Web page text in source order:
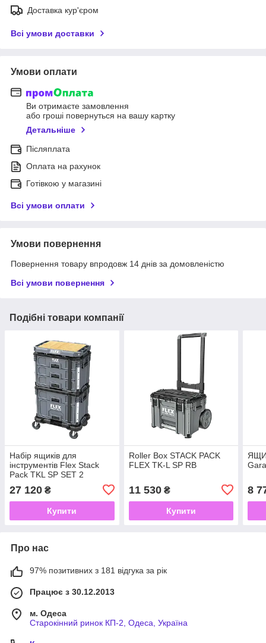
Доставка кур'єром
Всі умови доставки
Умови оплати
Ви отримаєте замовлення
або гроші повернуться на вашу картку
Детальніше
Післяплата
Оплата на рахунок
Готівкою у магазині
Всі умови оплати
Умови повернення
Повернення товару впродовж 14 днів за домовленістю
Всі умови повернення
Подібні товари компанії
Набір ящиків для
інструментів Flex Stack
Pack TKL SP SET 2
27 120 ₴
Купити
Roller Box STACK PACK
FLEX TK-L SP RB
11 530₴
Купити
8
Про нас
97% позитивних з 181 відгука за рік
Працює з 30.12.2013
м. Одеса
Старокінний ринок КП-2, Одеса, Україна